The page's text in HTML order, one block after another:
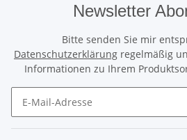
Newsletter
Bitte senden Sie mir
Datenschutzerklärung regelmäßig
Informationen zu Ihrem